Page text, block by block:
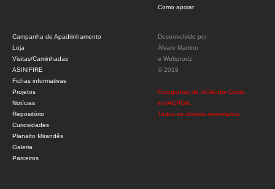
Como apoiar
Campanha de Apadrinhamento
Loja
Visitas/Caminhadas
ASINIFIRE
Fichas informativas
Projetos
Notícias
Repositório
Curiosidades
Planalto Mirandês
Galeria
Parceiros
Desenvolvido por
Álvaro Martino
e Webprodz
© 2019
Fotografias de ©Cláudia Costa
e ©AEPGA.
Todos os direitos reservados.